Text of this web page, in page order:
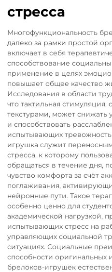
стресса
Многофункциональность
далеко за рамки простой
включает в себя
способствование
применение в целях
повышает общее качество
Исследования в области
что тактильная
текстурами, может снижать
и способствовать
испытывающих
игрушка служит
стресса, к которому
обращаться в течение дня,
чувство комфорта за счёт
поглаживания,
нейронные пути. Такое
особенно ценно для
академической нагрузкой,
испытывающих стресс на
управляющих социальной
ситуациях. Социальные
способности оригинальных
брелоков-игрушек